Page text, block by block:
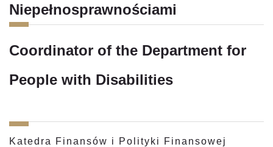
Niepełnosprawnościami
Coordinator of the Department for
People with Disabilities
Katedra Finansów i Polityki Finansowej